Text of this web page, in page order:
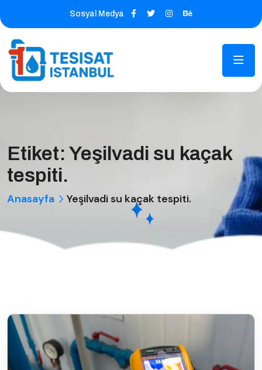
Sosyal Medya
Etiket: Yeşilvadi su kaçak
tespiti.
Anasayfa Yeşilvadi su kaçak tespiti.